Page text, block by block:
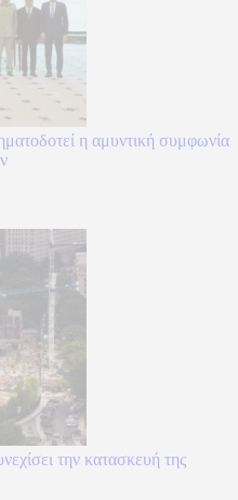
η αμυντική συμφωνία
την κατασκευή της